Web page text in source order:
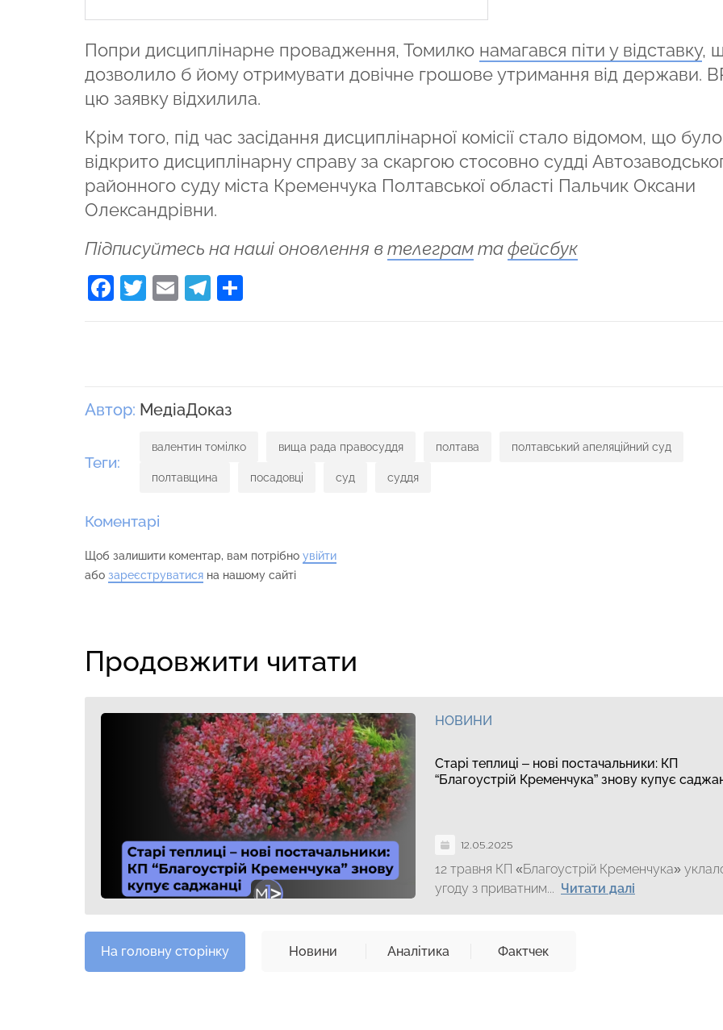
Попри дисциплінарне провадження, Томилко намагався піти у відставку,
дозволило б йому отримувати довічне грошове утримання від держави.
цю заявку відхилила.
Крім того, під час засідання дисциплінарної комісії стало відомом, що було
відкрито дисциплінарну справу за скаргою стосовно судді
районного суду міста Кременчука Полтавської області Пальчик Оксани
Олександрівни.
Підписуйтесь на наші оновлення втелеграмтафейсбук
Facebook
Twitter
EmailTelegram
Поділитися
Автор: МедіаДоказ
Теги:
валентин томілко вища рада правосуддя полтава полтавський апеляційний суд
полтавщина посадовці суд суддя
Коментарі
Щоб залишити коментар, вам потрібно увійти
або зареєструватисяна нашому сайті
Продовжити читати
НОВИНИ
Старі теплиці – нові постачальники: КП
“Благоустрій Кременчука” знову купує
12.05.2025
12 травня КП «Благоустрій Кременчука»
угоду з приватним... Читати далі
На головну сторінку Новини Аналітика Фактчек